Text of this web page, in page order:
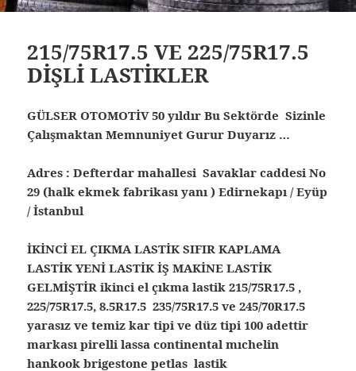
215/75R17.5 VE 225/75R17.5
DİŞLİ LASTİKLER
GÜLSER OTOMOTİV 50 yıldır Bu Sektörde Sizinle
Çalışmaktan Memnuniyet Gurur Duyarız …
Adres : Defterdar mahallesi Savaklar caddesi No
29 (halk ekmek fabrikası yanı ) Edirnekapı / Eyüp
/ İstanbul
İKİNCİ EL ÇIKMA LASTİK SIFIR KAPLAMA
LASTİK YENİ LASTİK İŞ MAKİNE LASTİK
GELMİŞTİR ikinci el çıkma lastik 215/75R17.5 ,
225/75R17.5, 8.5R17.5 235/75R17.5 ve 245/70R17.5
yarasız ve temiz kar tipi ve düz tipi 100 adettir
markası pirelli lassa continental mıchelin
hankook brigestone petlas lastik